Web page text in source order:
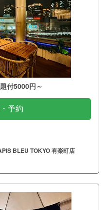
付5000円～
予約
BLEU TOKYO 有楽町店